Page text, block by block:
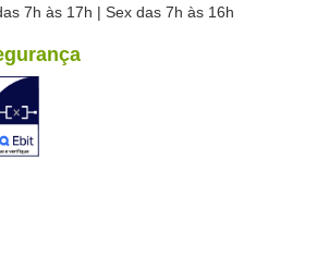
7h às 17h | Sex das 7h às 16h